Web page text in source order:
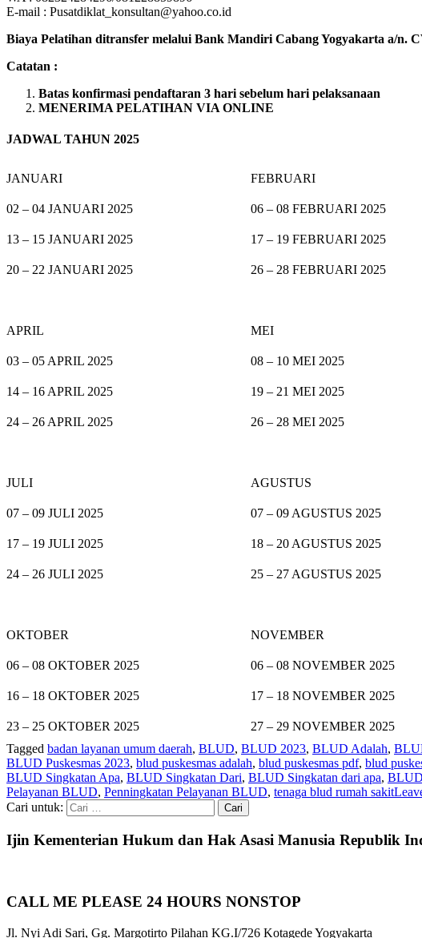
E-mail : Pusatdiklat_konsultan@yahoo.co.id
Biaya Pelatihan ditransfer melalui Bank Mandiri Cabang Yogyakarta a/n.
Catatan :
Batas konfirmasi pendaftaran 3 hari sebelum hari pelaksanaan
MENERIMA PELATIHAN VIA ONLINE
JADWAL TAHUN 2025
JANUARI FEBRUARI
02 – 04 JANUARI 2025 06 – 08 FEBRUARI 2025
13 – 15 JANUARI 2025 17 – 19 FEBRUARI 2025
20 – 22 JANUARI 2025 26 – 28 FEBRUARI 2025
APRIL MEI
03 – 05 APRIL 2025 08 – 10 MEI 2025
14 – 16 APRIL 2025 19 – 21 MEI 2025
24 – 26 APRIL 2025 26 – 28 MEI 2025
JULI AGUSTUS
07 – 09 JULI 2025 07 – 09 AGUSTUS 2025
17 – 19 JULI 2025 18 – 20 AGUSTUS 2025
24 – 26 JULI 2025 25 – 27 AGUSTUS 2025
OKTOBER NOVEMBER
06 – 08 OKTOBER 2025 06 – 08 NOVEMBER 2025
16 – 18 OKTOBER 2025 17 – 18 NOVEMBER 2025
23 – 25 OKTOBER 2025 27 – 29 NOVEMBER 2025
Tagged badan layanan umum daerah, BLUD, BLUD 2023, BLUD Adalah,
BLUD Puskesmas 2023, blud puskesmas adalah, blud puskesmas pdf, blud
BLUD Singkatan Apa, BLUD Singkatan Dari, BLUD Singkatan dari apa,
Pelayanan BLUD, Penningkatan Pelayanan BLUD, tenaga blud rumah sakit
Cari untuk:
Ijin Kementerian Hukum dan Hak Asasi Manusia Republik
CALL ME PLEASE 24 HOURS NONSTOP
Jl. Nyi Adi Sari, Gg. Margotirto Pilahan KG.I/726 Kotagede Yogyakarta